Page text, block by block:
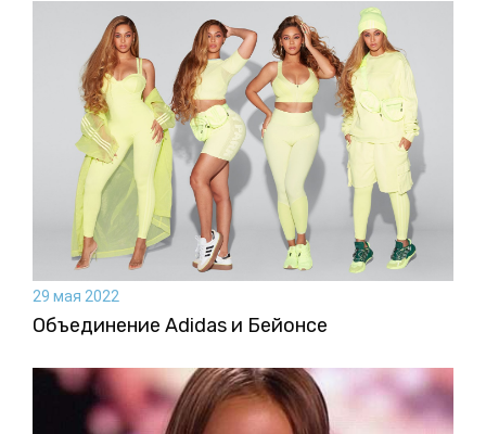
29 мая 2022
Объединение Adidas и Бейонсе